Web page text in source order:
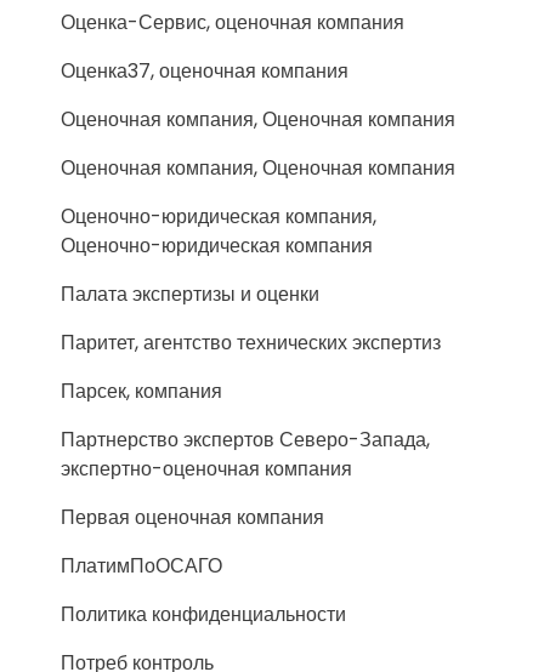
Оценка-Сервис, оценочная компания
Оценка37, оценочная компания
Оценочная компания, Оценочная компания
Оценочная компания, Оценочная компания
Оценочно-юридическая компания,
Оценочно-юридическая компания
Палата экспертизы и оценки
Паритет, агентство технических экспертиз
Парсек, компания
Партнерство экспертов Северо-Запада,
экспертно-оценочная компания
Первая оценочная компания
ПлатимПоОСАГО
Политика конфиденциальности
Потреб контроль